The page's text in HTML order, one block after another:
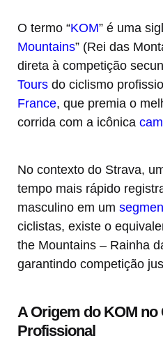
O termo “KOM” é uma
Mountains” (Rei das
direta à competição
Tours do ciclismo
France, que premia o
corrida com a icônica
No contexto do Strava,
tempo mais rápido
masculino em um
ciclistas, existe o
the Mountains – Rainha
garantindo competição
A Origem do KOM
Profissional